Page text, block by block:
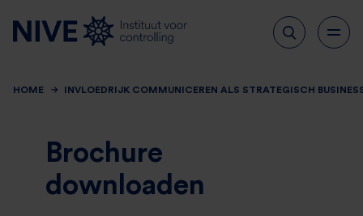
HOME INVLOEDRIJK COMMUNICEREN ALS STRATEGISCH
Brochure
downloaden